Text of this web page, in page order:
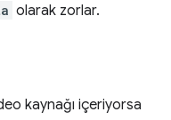
olarak zorlar.
kaynağı içeriyorsa